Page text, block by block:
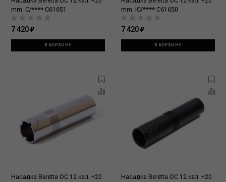
mm. C/**** C61651
7 420 ₽
В КОРЗИНУ
mm. IC/**** C61650
7 420 ₽
В КОРЗИНУ
Насадка Beretta OC 12 кал. +20
Насадка Beretta OC 12 кал. +20